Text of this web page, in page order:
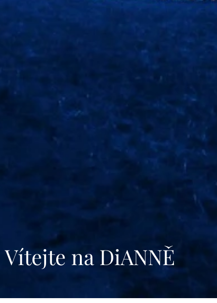
Vítejte na DiANNĚ